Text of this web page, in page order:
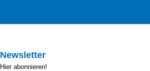
Newsletter
Hier abonnieren!